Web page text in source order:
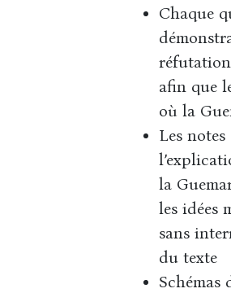
Chaque
afin que
où la
Les
la
les idées
sans
du texte
Schémas